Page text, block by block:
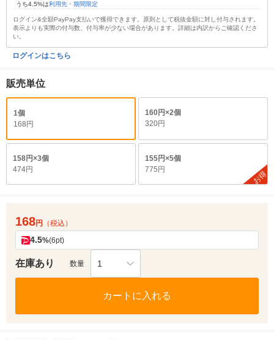
うち4.5%は利用先・期間限定
ログイン&全額PayPay支払いで獲得できます。原則として税抜金額に対し付与されます。
表示よりも実際の付与数、付与率が少ない場合があります。詳細は内訳からご確認くださ
い。
ログインはこちら
販売単位
1個
168円
160円×2個
320円
158円×3個
474円
155円×5個
775円
お得
168円 （税込）
4.5%(6pt)
在庫あり 数量 1
カートに入れる